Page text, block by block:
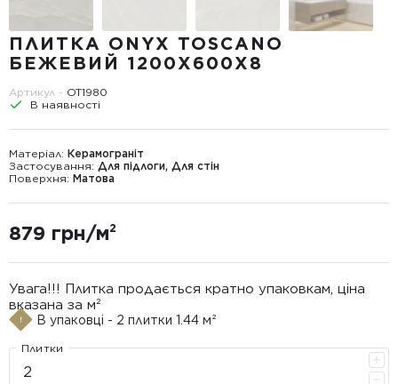
ПЛИТКА ONYX TOSCANO
БЕЖЕВИЙ 1200Х600Х8
Артикул - OT1980
В наявності
Матеріал: Керамограніт
Застосування: Для підлоги, Для стін
Поверхня: Матова
879 грн/м²
Увага!!! Плитка продається кратно упаковкам, ціна
вказана за м²
В упаковці - 2 плитки 1.44 м²
Плитки